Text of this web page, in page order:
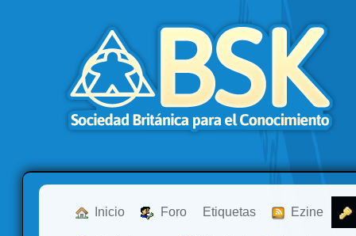
Inicio Foro Etiquetas Ezine